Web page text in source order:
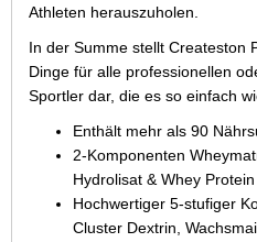
Athleten herauszuholen.
In der Summe stellt Createston
Dinge für alle professionellen
Sportler dar, die es so einfach
Enthält mehr als 90
2-Komponenten
Hydrolisat & Whey
Hochwertiger 5-stufiger
Cluster Dextrin,